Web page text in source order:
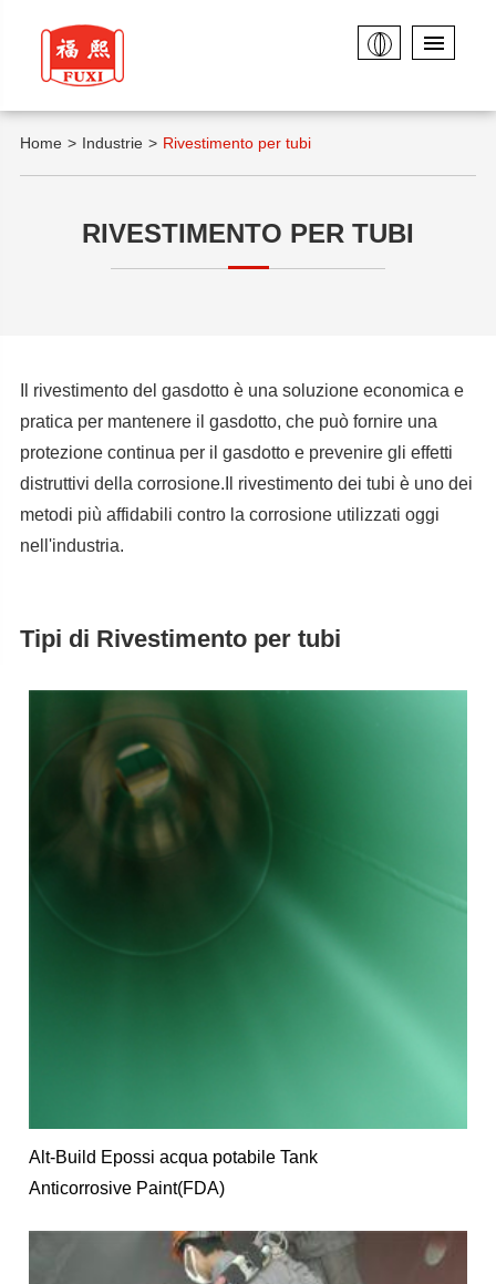
Home Industrie Rivestimento per tubi
RIVESTIMENTO PER TUBI
Il rivestimento del gasdotto è una soluzione economica e
pratica per mantenere il gasdotto, che può fornire una
protezione continua per il gasdotto e prevenire gli effetti
distruttivi della corrosione.Il rivestimento dei tubi è uno dei
metodi più affidabili contro la corrosione utilizzati oggi
nell'industria.
Tipi di Rivestimento per tubi
Alt-Build Epossi acqua potabile Tank
Anticorrosive Paint(FDA)